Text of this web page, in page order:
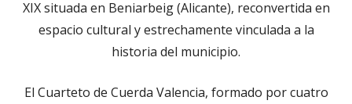
XIX situada en Beniarbeig (Alicante), reconvertida en
espacio cultural y estrechamente vinculada a la
historia del municipio.
El Cuarteto de Cuerda Valencia, formado por cuatro